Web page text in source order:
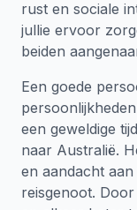
rust en sociale
jullie ervoor
beiden
Een goede
een geweldige
naar Australië.
en aandacht
reisgenoot.